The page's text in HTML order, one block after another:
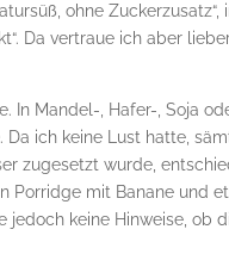
ohne
Da vertraue ich aber
In Mandel-, Hafer-, Soja
ich keine Lust hatte,
zugesetzt wurde,
Porridge mit Banane und
keine Hinweise, ob